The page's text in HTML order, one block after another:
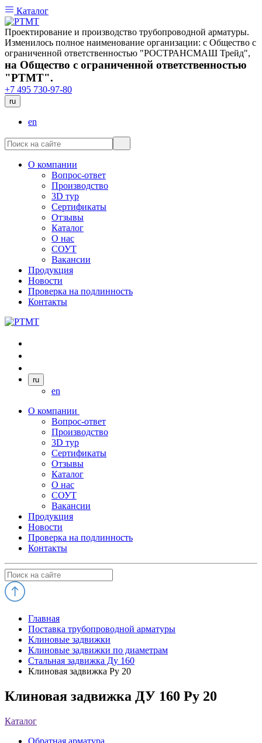
Каталог
Проектирование и производство трубопроводной арматуры.
Изменилось полное наименование организации: с Общество с
ограниченной ответственностью "РОСТРАНСМАШ Трейд",
на Общество с ограниченной ответственностью
"РТМТ".
+7 495 730-97-80
ru
en
О компании
Вопрос-ответ
Производство
3D тур
Сертификаты
Отзывы
Каталог
О нас
СОУТ
Вакансии
Продукция
Новости
Проверка на подлинность
Контакты
ru
en
О компании
Вопрос-ответ
Производство
3D тур
Сертификаты
Отзывы
Каталог
О нас
СОУТ
Вакансии
Продукция
Новости
Проверка на подлинность
Контакты
Главная
Поставка трубопроводной арматуры
Клиновые задвижки
Клиновые задвижки по диаметрам
Стальная задвижка Ду 160
Клиновая задвижка Ру 20
Клиновая задвижка ДУ 160 Ру 20
Каталог
Обратная арматура